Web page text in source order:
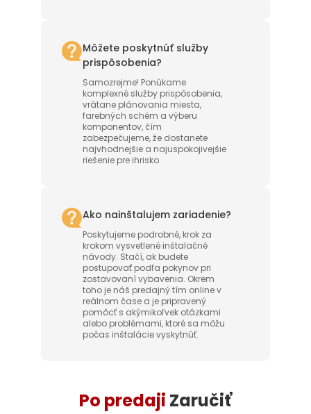
Môžete poskytnúť služby
prispôsobenia?
Samozrejme! Ponúkame
komplexné služby prispôsobenia,
vrátane plánovania miesta,
farebných schém a výberu
komponentov, čím
zabezpečujeme, že dostanete
najvhodnejšie a najuspokojivejšie
riešenie pre ihrisko.
Ako nainštalujem zariadenie?
Poskytujeme podrobné, krok za
krokom vysvetlené inštalačné
návody. Stačí, ak budete
postupovať podľa pokynov pri
zostavovaní vybavenia. Okrem
toho je náš predajný tím online v
reálnom čase a je pripravený
pomôcť s akýmikoľvek otázkami
alebo problémami, ktoré sa môžu
počas inštalácie vyskytnúť.
Po predaji Zaručiť